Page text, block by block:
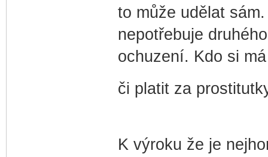
to může udělat
nepotřebuje
ochuzení. Kdo si
či platit za
K výroku že je